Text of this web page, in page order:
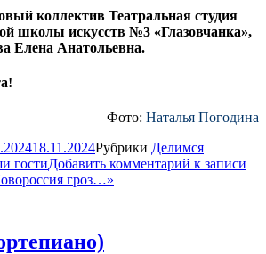
коллектив Театральная студия
школы искусств №3 «Глазовчанка»,
Елена Анатольевна.
Фото: Наталья Погодина
18.11.2024Рубрики Делимся
гостиДобавить комментарий к записи
гроз…»